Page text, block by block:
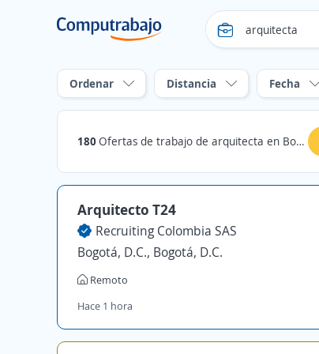
Ordenar Distancia Fecha
180 Ofertas de trabajo de arquitecta en Bogotá, D.C., Bogotá, D.C.
Arquitecto T24
Recruiting Colombia SAS
Bogotá, D.C., Bogotá, D.C.
Remoto
Hace 1 hora